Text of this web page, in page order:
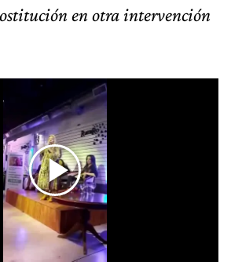
en otra intervención